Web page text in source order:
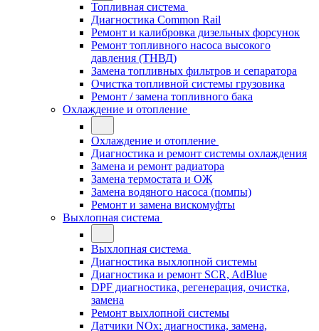
Топливная система
Диагностика Common Rail
Ремонт и калибровка дизельных форсунок
Ремонт топливного насоса высокого
давления (ТНВД)
Замена топливных фильтров и сепаратора
Очистка топливной системы грузовика
Ремонт / замена топливного бака
Охлаждение и отопление
Охлаждение и отопление
Диагностика и ремонт системы охлаждения
Замена и ремонт радиатора
Замена термостата и ОЖ
Замена водяного насоса (помпы)
Ремонт и замена вискомуфты
Выхлопная система
Выхлопная система
Диагностика выхлопной системы
Диагностика и ремонт SCR, AdBlue
DPF диагностика, регенерация, очистка,
замена
Ремонт выхлопной системы
Датчики NOx: диагностика, замена,